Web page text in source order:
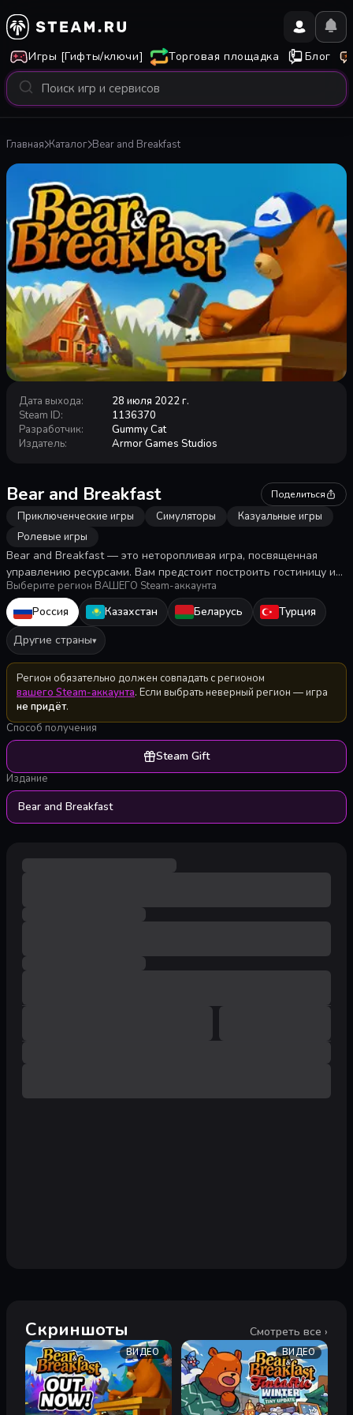
Игры [Гифты/ключи] Торговая площадка Блог
Главная Каталог Bear and Breakfast
Дата выхода:
28 июля 2022 г.
Steam ID:
1136370
Разработчик:
Gummy Cat
Издатель: Armor Games Studios
Bear and Breakfast Поделиться
Приключенческие игры Симуляторы
Казуальные игры
Ролевые игры
Bear and Breakfast — это неторопливая игра, посвященная
управлению ресурсами. Вам предстоит построить гостиницу и
управлять ею... но при этом вы медведь.
Выберите регион ВАШЕГО Steam-аккаунта
Россия Казахстан Беларусь
Турция
Другие страны▾
Регион обязательно должен совпадать с регионом
вашего Steam-аккаунта. Если выбрать неверный регион — игра
не придёт.
Способ получения
Steam Gift
Издание
Bear and Breakfast
Скриншоты Смотреть все ›
ВИДЕО ВИДЕО